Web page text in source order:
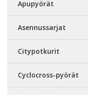
Apupyörät
Asennussarjat
Citypotkurit
Cyclocross-pyörät